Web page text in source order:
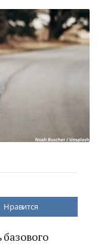
Нравится